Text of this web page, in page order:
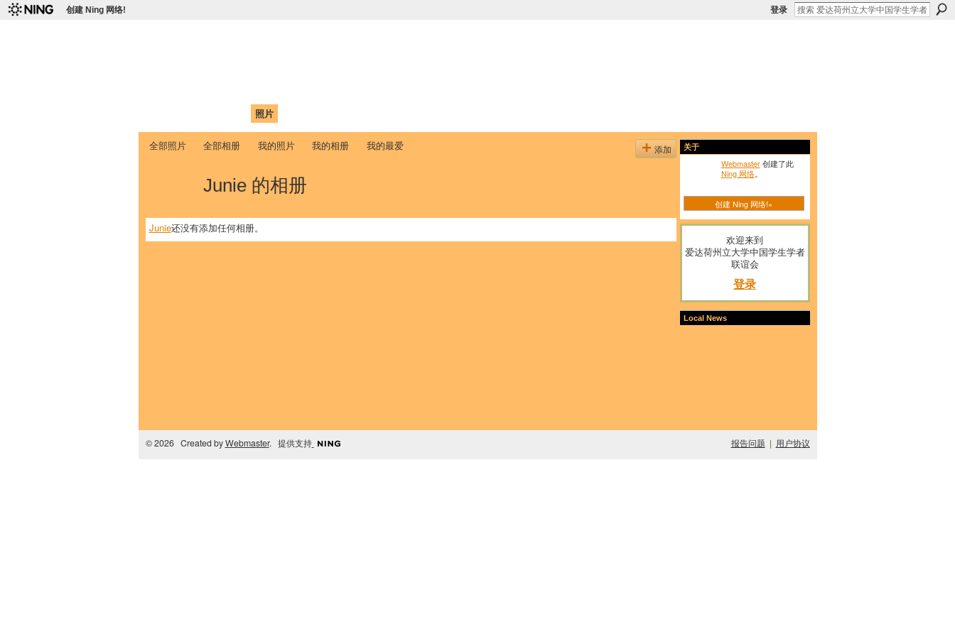
创建 Ning 网络! 登录
照片
全部照片 全部相册 我的照片 我的相册 我的最爱 添加
Junie 的相册
Junie还没有添加任何相册。
关于
Webmaster创建了此
Ning 网络。
创建 Ning 网络!»
欢迎来到
爱达荷州立大学中国学生学者
联谊会
登录
Local News
© 2026 Created byWebmaster. 提供支持 报告问题 | 用户协议